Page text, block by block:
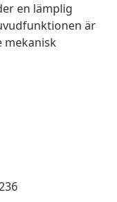
en lämplig
är
mekanisk